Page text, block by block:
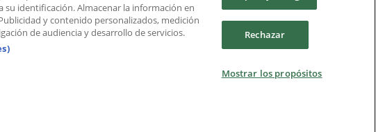
su identificación. Almacenar la información en
y contenido personalizados, medición
de audiencia y desarrollo de servicios.
Rechazar
Mostrar los propósitos